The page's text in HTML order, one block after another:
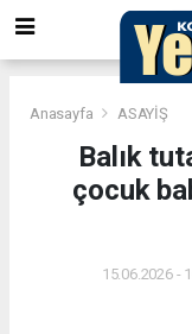
Anasayfa ASAYİŞ
Balık
çocuk
15.06.2026 -